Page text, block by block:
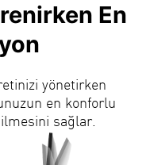
En
yönetirken
en konforlu
sağlar.